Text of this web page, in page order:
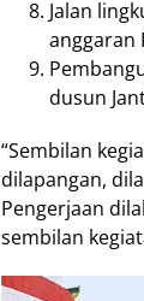
Jalan
anggaran
dusun
“Sembilan
dilapangan,
Pengerjaan
sembilan